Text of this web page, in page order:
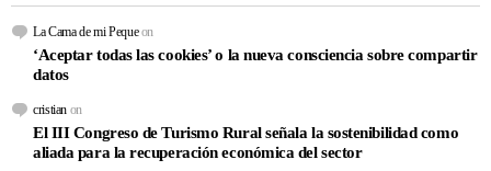
La Cama de mi Pequeon
‘Aceptar todas las cookies’ o la nueva consciencia sobre compartir
datos
cristian on
El III Congreso de Turismo Rural señala la sostenibilidad como
aliada para la recuperación económica del sector